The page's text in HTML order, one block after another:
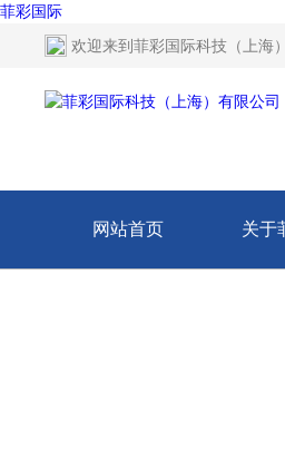
菲彩国际
欢迎来到 菲彩国际科技（上海
网站首页 关于